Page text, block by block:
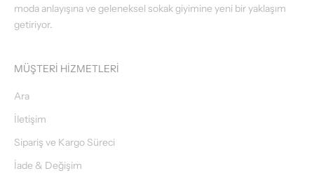
moda anlayışına ve geleneksel sokak giyimine yeni bir yaklaşım
getiriyor.
MÜŞTERİ HİZMETLERİ
Ara
İletişim
Sipariş ve Kargo Süreci
İade & Değişim